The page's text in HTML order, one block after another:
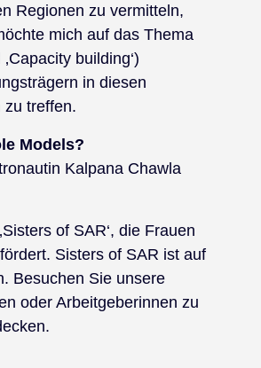
Regionen zu vermitteln,
mich auf das Thema
building‘)
in diesen
zu treffen.
Models?
Kalpana Chawla
of SAR‘, die Frauen
Sisters of SAR ist auf
Besuchen Sie unsere
oder Arbeitgeberinnen zu